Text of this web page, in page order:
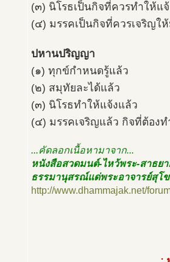
(๓) นิโรธเป็นกิจที่ควรทำให้แ
(๔) มรรคเป็นกิจที่ควรเจริญใ
ปหานปริญญา
(๑) ทุกข์กำหนดรู้แล้ว
(๒) สมุทัยละได้แล้ว
(๓) นิโรธทำให้แจ้งแล้ว
(๔) มรรคเจริญแล้ว กิจที่ต้อง
...คัดลอกเนื้อหามาจาก...
หนังสือสวดมนต์-ไหว้พระ-สาธย
ธรรมานุสรณ์แด่พระอาจารย์สุโ
http://www.dhammajak.net/